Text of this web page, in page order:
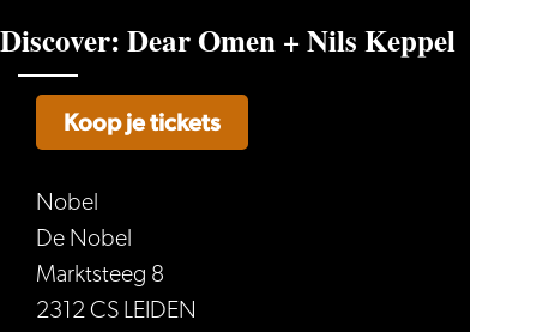
Discover: Dear Omen + Nils Keppel
Nobel
De Nobel
Marktsteeg 8
2312 CS LEIDEN
Koop je tickets